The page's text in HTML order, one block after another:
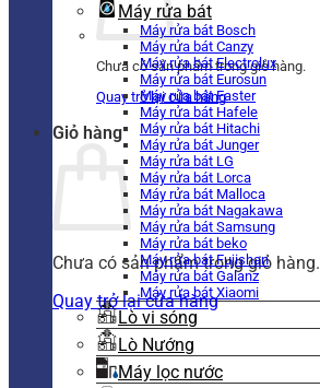
Chưa có sản phẩm trong giỏ hàng.
Quay trở lại cửa hàng
Giỏ hàng
Chưa có sản phẩm trong giỏ hàng.
Quay trở lại cửa hàng
Máy rửa bát
Máy rửa bát Bosch
Máy rửa bát Canzy
Máy rửa bát Electrolux
Máy rửa bát Eurosun
Máy rửa bát Faster
Máy rửa bát Hafele
Máy rửa bát Hitachi
Máy rửa bát Junger
Máy rửa bát LG
Máy rửa bát Lorca
Máy rửa bát Malloca
Máy rửa bát Nagakawa
Máy rửa bát Samsung
Máy rửa bát beko
Máy rửa bát Fujishan
Máy rửa bát Galanz
Máy rửa bát Xiaomi
Lò vi sóng
Lò Nướng
Máy lọc nước